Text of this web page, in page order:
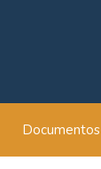
Documentos